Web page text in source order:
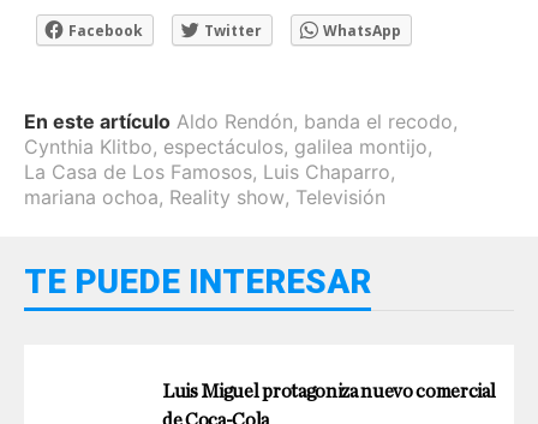
Facebook Twitter WhatsApp
En este artículo Aldo Rendón, banda el recodo,
Cynthia Klitbo, espectáculos, galilea montijo,
La Casa de Los Famosos, Luis Chaparro,
mariana ochoa, Reality show, Televisión
TE PUEDE INTERESAR
Luis Miguel protagoniza nuevo comercial
de Coca-Cola